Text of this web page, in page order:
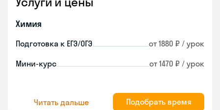
Химия
Подготовка к ЕГЭ/ОГЭ от 1880 ₽ / урок
Мини-курс от 1470 ₽ / урок
Читать дальше Подобрать время